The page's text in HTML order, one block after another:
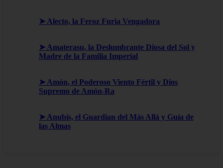
➤ Alecto, la Feroz Furia Vengadora
➤ Amaterasu, la Deslumbrante Diosa del Sol y
Madre de la Familia Imperial
➤ Amón, el Poderoso Viento Fértil y Dios
Supremo de Amón-Ra
➤ Anubis, el Guardian del Más Allá y Guía de
las Almas